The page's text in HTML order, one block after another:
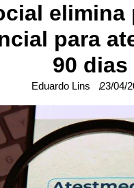
elimina
para
90 dias
Eduardo Lins 23/04/